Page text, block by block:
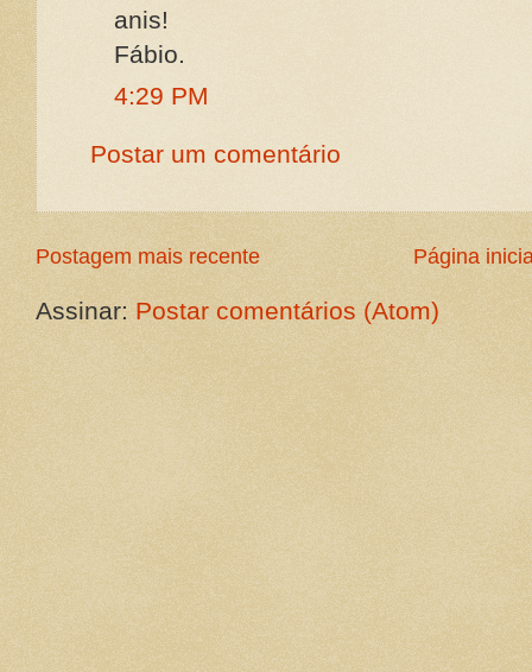
anis!
Fábio.
4:29 PM
Postar um comentário
Postagem mais recente Página
Assinar: Postar comentários (Atom)